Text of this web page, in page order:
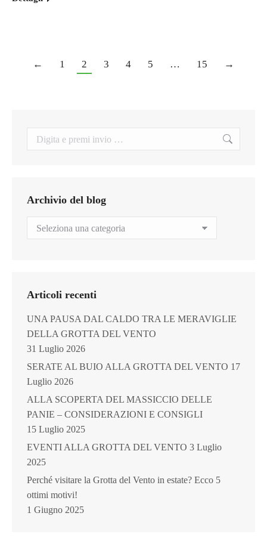
← 1 2 3 4 5 … 15 →
Search:
Archivio del blog
Archivio
del
Articoli recenti
UNA PAUSA DAL CALDO TRA LE MERAVIGLIE
DELLA GROTTA DEL VENTO
31 Luglio 2026
SERATE AL BUIO ALLA GROTTA DEL VENTO 17
Luglio 2026
ALLA SCOPERTA DEL MASSICCIO DELLE
PANIE – CONSIDERAZIONI E CONSIGLI
15 Luglio 2025
EVENTI ALLA GROTTA DEL VENTO 3 Luglio
2025
Perché visitare la Grotta del Vento in estate? Ecco 5
ottimi motivi!
1 Giugno 2025